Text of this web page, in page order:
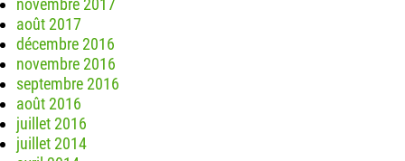
août 2017
décembre 2016
novembre 2016
septembre 2016
août 2016
juillet 2016
juillet 2014